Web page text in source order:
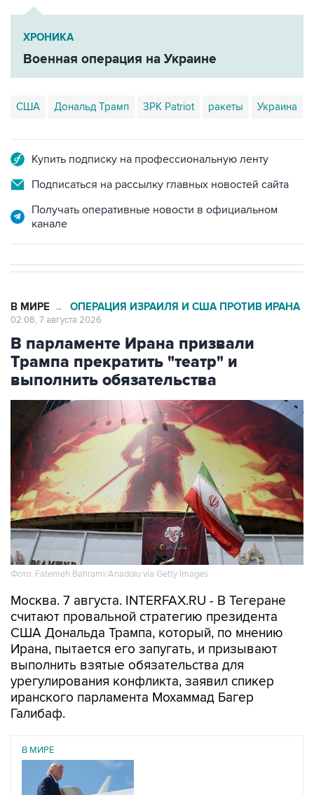
ХРОНИКА
Военная операция на Украине
США Дональд Трамп ЗРК Patriot ракеты Украина
Купить подписку на профессиональную ленту
Подписаться на рассылку главных новостей сайта
Получать оперативные новости в официальном
канале
В МИРЕ → ОПЕРАЦИЯ ИЗРАИЛЯ И США ПРОТИВ ИРАНА
02:08, 7 августа 2026
В парламенте Ирана призвали
Трампа прекратить "театр" и
выполнить обязательства
Фото: Fatemeh Bahrami/Anadolu via Getty Images
Москва. 7 августа. INTERFAX.RU - В Тегеране
считают провальной стратегию президента
США Дональда Трампа, который, по мнению
Ирана, пытается его запугать, и призывают
выполнить взятые обязательства для
урегулирования конфликта, заявил спикер
иранского парламента Мохаммад Багер
Галибаф.
В МИРЕ